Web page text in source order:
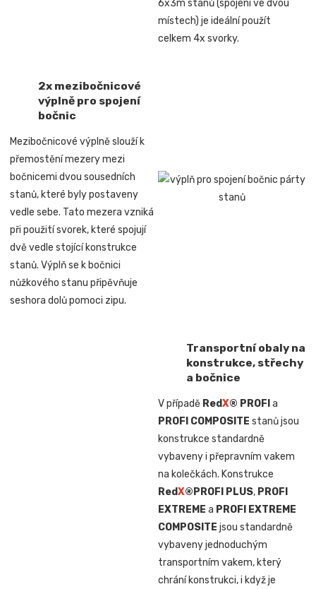
6x3m stanů (spojení ve dvou
místech) je ideální použít
celkem 4x svorky.
2x mezibočnicové
výplně pro spojení
bočnic
Mezibočnicové výplně slouží k
přemostění mezery mezi
bočnicemi dvou sousedních
stanů, které byly postaveny
vedle sebe. Tato mezera vzniká
při použití svorek, které spojují
dvě vedle stojící konstrukce
stanů. Výplň se k bočnici
nůžkového stanu připěvňuje
seshora dolů pomoci zipu.
Transportní obaly na
konstrukce, střechy
a bočnice
V případě RedX® PROFI a
PROFI COMPOSITE stanů jsou
konstrukce standardně
vybaveny i přepravním vakem
na kolečkách. Konstrukce
RedX® PROFI PLUS, PROFI
EXTREME a PROFI EXTREME
COMPOSITE jsou standardně
vybaveny jednoduchým
transportním vakem, který
chrání konstrukci, i když je